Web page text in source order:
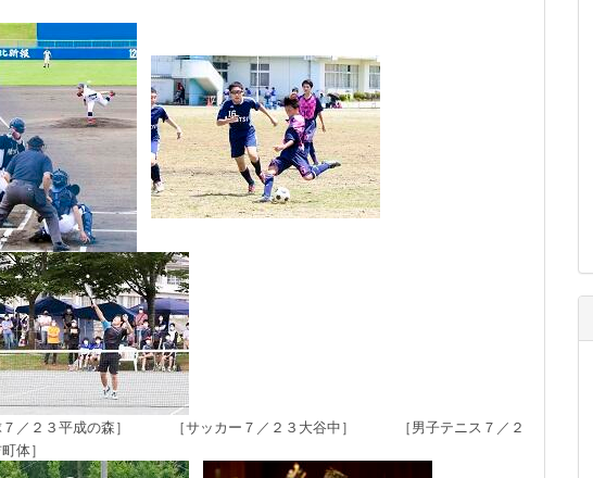
／２３平成の森］ ［サッカー ７／２３大谷中］ ［男子テニス ７／２
体］